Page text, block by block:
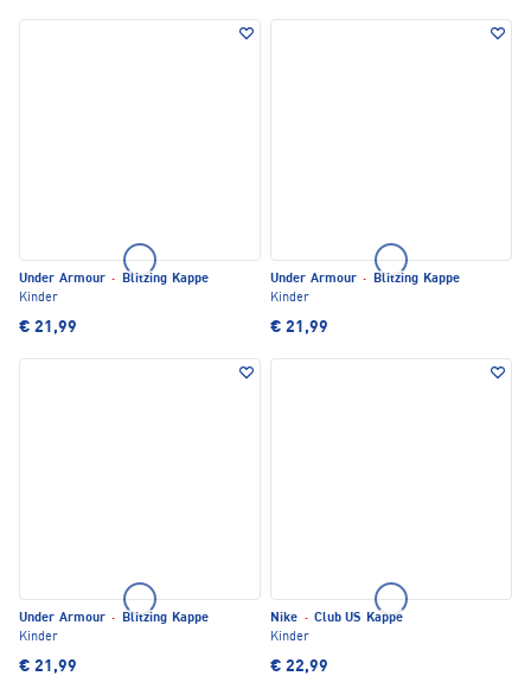
Under Armour ·
Blitzing Kappe
Kinder
€ 21,99
Under Armour ·
Blitzing Kappe
Kinder
€ 21,99
Under Armour ·
Blitzing Kappe
Kinder
€ 21,99
Nike · Club US Kappe
Kinder
€ 22,99